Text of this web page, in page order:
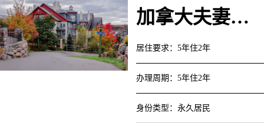
加拿大夫妻团聚移民
居住要求： 5年住2年
办理周期 ： 5年住2年
身份类型 ： 永久居民